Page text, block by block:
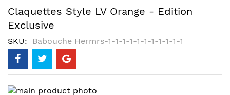
Claquettes Style LV Orange - Edition
Exclusive
SKU Babouche Hermrs-1-1-1-1-1-1-1-1-1-1-1
Skip